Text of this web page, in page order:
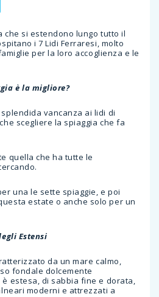
che si estendono lungo tutto il
i 7 Lidi Ferraresi, molto
per la loro accoglienza e le
è la migliore?
vancanza ai lidi di
scegliere la spiaggia che fa
quella che ha tutte le
una le sette spiaggie, e poi
estate o anche solo per un
Estensi
da un mare calmo,
fondale dolcemente
è estesa, di sabbia fine e dorata,
moderni e attrezzati a